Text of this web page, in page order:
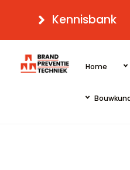
content
Kennisbank
Home